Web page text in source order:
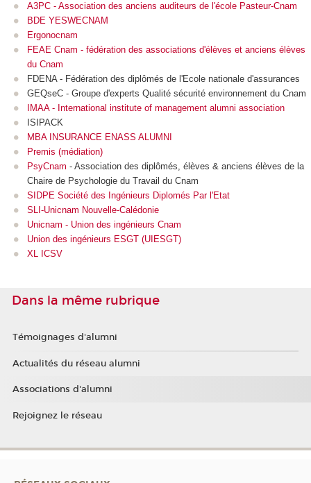
A3PC - Association des anciens auditeurs de l'école Pasteur-Cnam
BDE YESWECNAM
Ergonocnam
FEAE Cnam - fédération des associations d'élèves et anciens élèves
du Cnam
FDENA - Fédération des diplômés de l'Ecole nationale d'assurances
GEQseC - Groupe d'experts Qualité sécurité environnement du Cnam
IMAA - International institute of management alumni association
ISIPACK
MBA INSURANCE ENASS ALUMNI
Premis (médiation)
PsyCnam - Association des diplômés, élèves & anciens élèves de la
Chaire de Psychologie du Travail du Cnam
SIDPE Société des Ingénieurs Diplomés Par l'Etat
SLI-Unicnam Nouvelle-Calédonie
Unicnam - Union des ingénieurs Cnam
Union des ingénieurs ESGT (UIESGT)
XL ICSV
Dans la même rubrique
Témoignages d'alumni
Actualités du réseau alumni
Associations d'alumni
Rejoignez le réseau